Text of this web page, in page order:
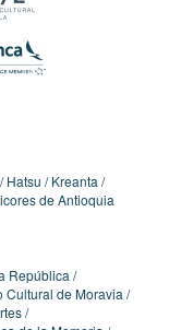
Hatsu
Kreanta
de Antioquia
República
Cultural de Moravia